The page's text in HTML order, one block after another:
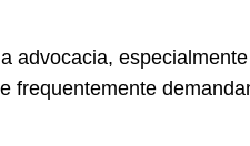
advocacia,
frequentemente